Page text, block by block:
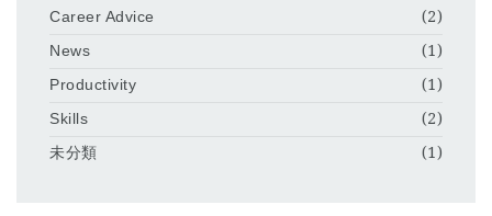
Career Advice
(2)
News
(1)
Productivity
(1)
Skills
(2)
未分類
(1)